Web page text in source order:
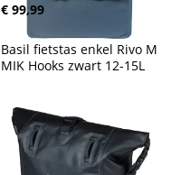
€ 99,99
Basil fietstas enkel Rivo M
MIK Hooks zwart 12-15L